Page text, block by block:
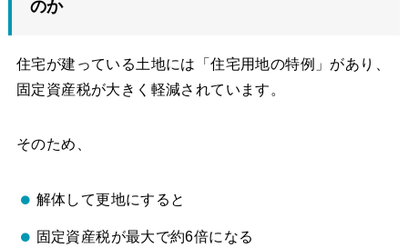
のか
住宅が建っている土地には「住宅用地の特例」があり、
固定資産税が大きく軽減されています。
そのため、
解体して更地にすると
固定資産税が最大で約6倍になる